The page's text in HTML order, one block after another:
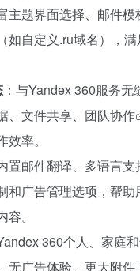
主题界面选择、邮件
如自定义.ru域名），
：与Yandex 360服务
文件共享、 团队协作
率。
置邮件翻译、多语言
和广告管理选项，帮助
。
360个人、家庭
无广告体验、更大附件